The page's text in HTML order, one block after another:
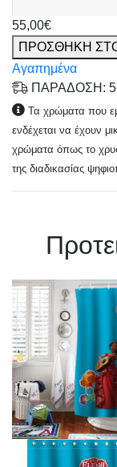
55,00€
ΠΡΟΣΘΗΚΗ
Αγαπημένα
ΠΑΡΑΔΟΣΗ:
Τα χρώματα που
ενδέχεται να έχουν
χρώματα όπως το
της διαδικασίας